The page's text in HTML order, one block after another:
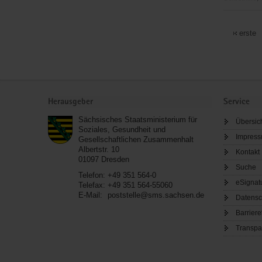
erste
Herausgeber
Sächsisches Staatsministerium für
Soziales, Gesundheit und
Gesellschaftlichen Zusammenhalt
Albertstr. 10
01097 Dresden
Telefon: +49 351 564-0
Telefax: +49 351 564-55060
E-Mail:
poststelle@sms.sachsen.de
Service
Kontakt
Suche